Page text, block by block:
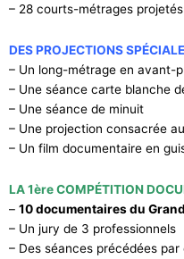
– 28 courts-métrages
DES PROJECTIONS
– Un long-métrage en avant-
– Une séance carte blanche
– Une séance de minuit
– Une projection consacrée
– Un film documentaire en
LA 1ère COMPÉTITION
– 10 documentaires du
– Un jury de 3 professionnels
– Des séances précédées